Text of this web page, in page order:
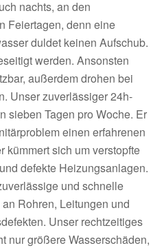
nachts, an den
Feiertagen, denn eine
duldet keinen Aufschub.
werden. Ansonsten
außerdem drohen bei
Unser zuverlässiger 24h-
sieben Tagen pro Woche. Er
einen erfahrenen
kümmert sich um verstopfte
defekte Heizungsanlagen.
und schnelle
Rohren, Leitungen und
Unser rechtzeitiges
nur größere Wasserschäden,